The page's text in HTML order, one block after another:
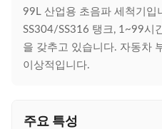
99L 산업용 초음파 세척기입
SS304/SS316 탱크, 1~99시
을 갖추고 있습니다. 자동차
이상적입니다.
주요 특성